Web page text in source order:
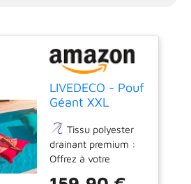
confort.
Entretien
facile avec housse
amovible : Ce pouf
est déhoussable, ce
qui permet de retirer
facilement la housse
pour la laver et
maintenir votre pouf
toujours propre et
LIVEDECO - Pouf
Géant XXL
Flottant pour
Piscine, Rouge
Pool BiG52
Tissu polyester
drainant premium :
Offrez à votre